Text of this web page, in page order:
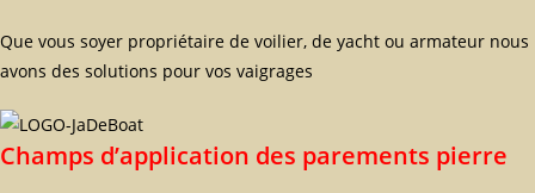
Que vous soyer propriétaire de voilier, de yacht ou armateur nous
avons des solutions pour vos vaigrages
Champs d’application des parements pierre